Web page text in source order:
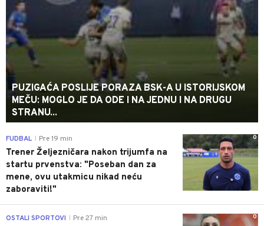
PUZIGAĆA POSLIJE PORAZA BSK-A U ISTORIJSKOM
MEČU: MOGLO JE DA ODE I NA JEDNU I NA DRUGU
STRANU...
0
FUDBAL Pre 19 min
Trener Željezničara nakon trijumfa na
startu prvenstva: "Poseban dan za
mene, ovu utakmicu nikad neću
zaboraviti!"
0
OSTALI SPORTOVI Pre 27 min